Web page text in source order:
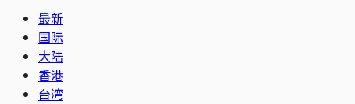
最新
国际
大陆
香港
台湾